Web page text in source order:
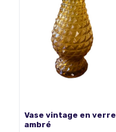
Vase vintage en verre
ambré